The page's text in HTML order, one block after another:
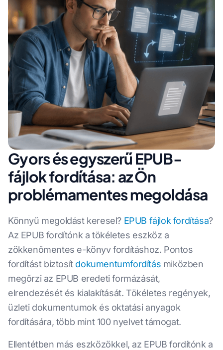
Gyors és egyszerű EPUB-
fájlok fordítása: az Ön
problémamentes megoldása
Könnyű megoldást keresel? EPUB fájlok fordítása?
Az EPUB fordítónk a tökéletes eszköz a
zökkenőmentes e-könyv fordításhoz. Pontos
fordítást biztosít dokumentumfordítás miközben
megőrzi az EPUB eredeti formázását,
elrendezését és kialakítását. Tökéletes regények,
üzleti dokumentumok és oktatási anyagok
fordítására, több mint 100 nyelvet támogat.
Ellentétben más eszközökkel, az EPUB fordítónk a